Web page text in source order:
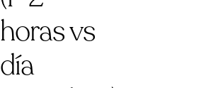
horas vs
día